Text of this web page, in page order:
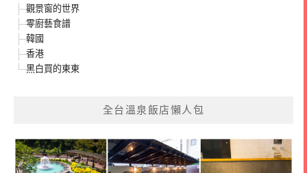
觀景窗的世界
零廚藝食譜
韓國
香港
黑白買的東東
全台溫泉飯店懶人包